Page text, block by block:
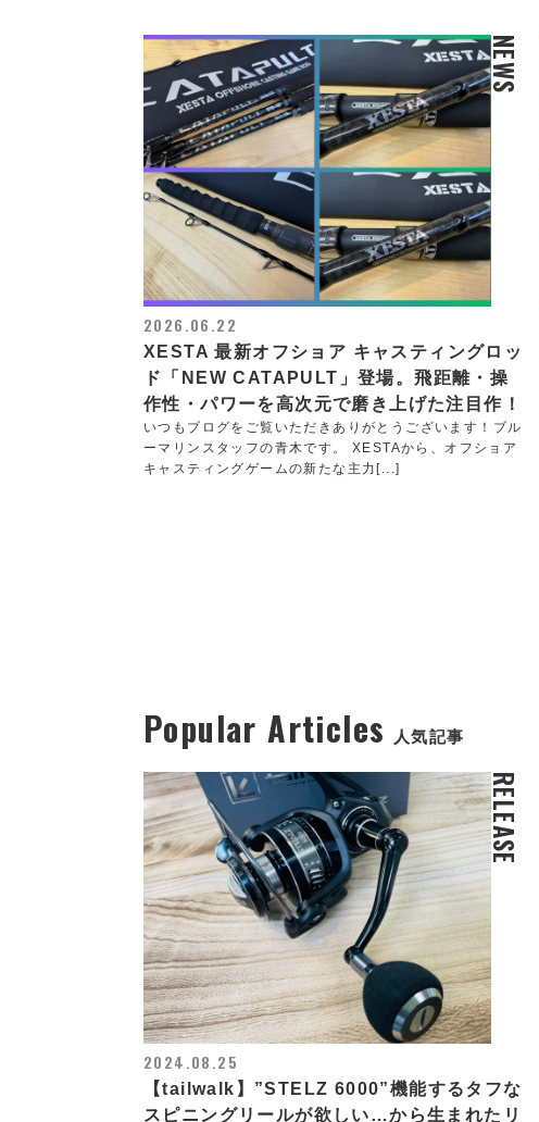
NEWS
2026.06.22
XESTA 最新オフショア キャスティングロッ
ド「NEW CATAPULT」登場。飛距離・操
作性・パワーを高次元で磨き上げた注目作！
いつもブログをご覧いただきありがとうございます！ブル
ーマリンスタッフの青木です。 XESTAから、オフショア
キャスティングゲームの新たな主力[...]
Popular Articles 人気記事
RELEASE
2024.08.25
【tailwalk】”STELZ 6000”機能するタフな
スピニングリールが欲しい…から生まれたリ